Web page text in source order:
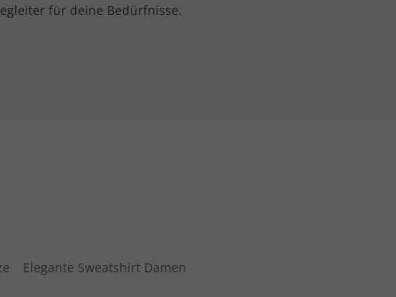
für deine Bedürfnisse.
Elegante Sweatshirt Damen